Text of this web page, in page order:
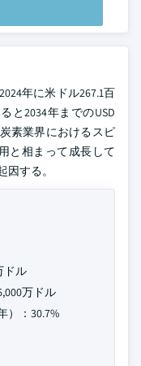
年に米ドル267.1百
と2034年までのUSD
素業界におけるスピ
と相まって成長して
する。
ドル
万ドル
）：30.7%